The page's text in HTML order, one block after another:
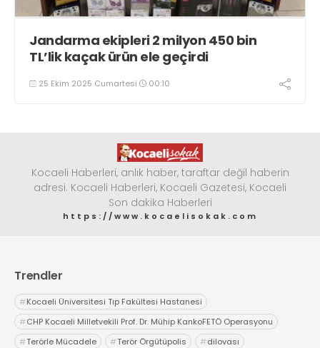
Jandarma ekipleri 2 milyon 450 bin
TL’lik kaçak ürün ele geçirdi
25 Ekim 2025 Cumartesi 00:10
Kocaeli Haberleri, anlık haber, taraftar değil haberin
adresi. Kocaeli Haberleri, Kocaeli Gazetesi, Kocaeli
Son dakika Haberleri
https://www.kocaelisokak.com
Trendler
#Kocaeli Üniversitesi Tıp Fakültesi Hastanesi
#CHP Kocaeli Milletvekili Prof. Dr. Mühip KankoFETÖ Operasyonu
#Terörle Mücadele #Terör Örgütüpolis #dilovası